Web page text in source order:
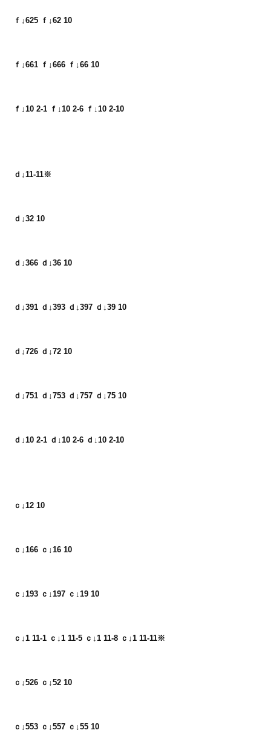
ｆ↓625 ｆ↓62 10
ｆ↓661 ｆ↓666 ｆ↓66 10
ｆ↓10 2-1 ｆ↓10 2-6 ｆ↓10 2-10
ｄ↓11-11※
ｄ↓32 10
ｄ↓366 ｄ↓36 10
ｄ↓391 ｄ↓393 ｄ↓397 ｄ↓39 10
ｄ↓726 ｄ↓72 10
ｄ↓751 ｄ↓753 ｄ↓757 ｄ↓75 10
ｄ↓10 2-1 ｄ↓10 2-6 ｄ↓10 2-10
ｃ↓12 10
ｃ↓166 ｃ↓16 10
ｃ↓193 ｃ↓197 ｃ↓19 10
ｃ↓1 11-1 ｃ↓1 11-5 ｃ↓1 11-8 ｃ↓1 11-11※
ｃ↓526 ｃ↓52 10
ｃ↓553 ｃ↓557 ｃ↓55 10